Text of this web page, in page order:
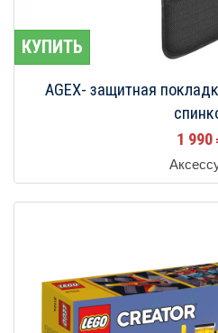
КУПИТЬ
AGEX- защитная
1 990